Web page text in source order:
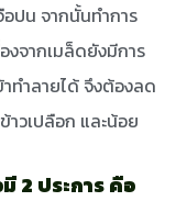
อปน จากนั้นทำการ
งจากเมล็ดยังมีการ
าทำลายได้ จึงต้องลด
าวเปลือก และน้อย
2 ประการ คือ